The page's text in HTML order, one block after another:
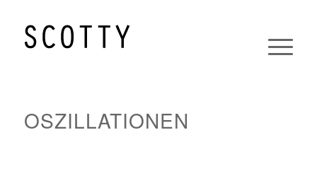
OSZILLATIONEN